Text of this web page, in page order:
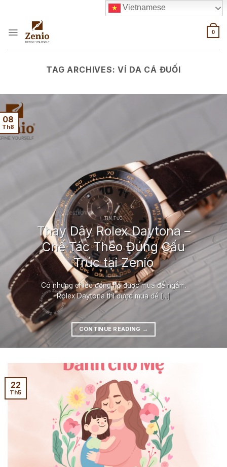
content
0
TAG ARCHIVES:VÍ DA CÁ ĐUỐI
TIN TỨC
Thay Dây Rolex Daytona –
Chế Tác Theo Đúng Cấu
Trúc tại Zenio
Có những chiếc đồng hồ được mua để ngắm.
Rolex Daytona thì được mua để [...]
CONTINUE READING →
08
Th8
22
Th5
Vietnamese